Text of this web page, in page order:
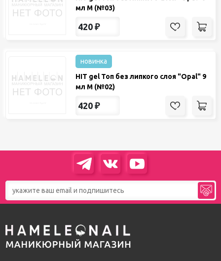
мл М (№03)
420 ₽
новинка
HIT gel Топ без липкого слоя "Opal" 9
мл М (№02)
420 ₽